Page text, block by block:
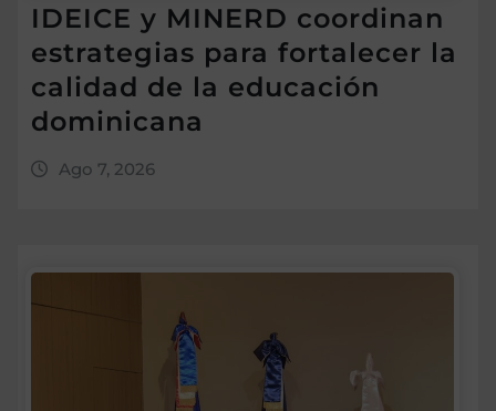
IDEICE y MINERD coordinan
estrategias para fortalecer la
calidad de la educación
dominicana
Ago 7, 2026